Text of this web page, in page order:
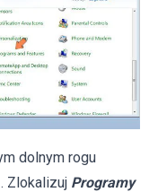
dolnym rogu
. Zlokalizuj Programy